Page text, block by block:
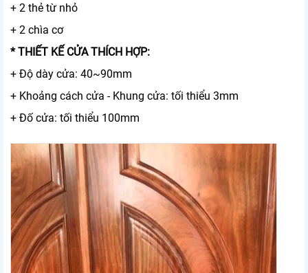
+ 2 thẻ từ nhỏ
+ 2 chìa cơ
* THIẾT KẾ CỬA THÍCH HỢP:
+ Độ dày cửa: 40~90mm
+ Khoảng cách cửa - Khung cửa: tối thiểu 3mm
+ Đố cửa: tối thiểu 100mm